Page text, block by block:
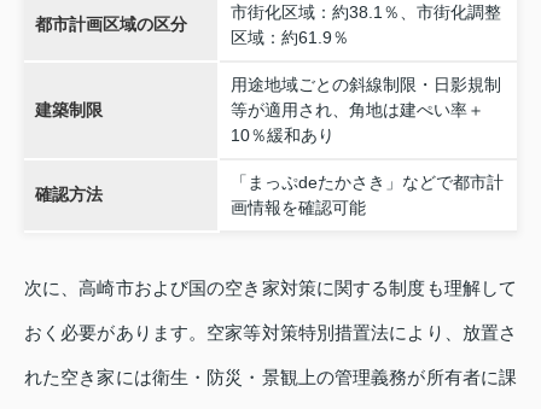
都市計画区域の区分
市街化区域：約38.1％、市街化調整
区域：約61.9％
建築制限
用途地域ごとの斜線制限・日影規制
等が適用され、角地は建ぺい率＋
10％緩和あり
確認方法
「まっぷdeたかさき」などで都市計
画情報を確認可能
次に、高崎市および国の空き家対策に関する制度も理解して
おく必要があります。空家等対策特別措置法により、放置さ
れた空き家には衛生・防災・景観上の管理義務が所有者に課